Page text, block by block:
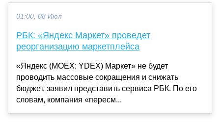
01:00, 08 Июл
РБК: «Яндекс Маркет» проведет
реорганизацию маркетплейса
«Яндекс (MOEX: YDEX) Маркет» не будет
проводить массовые сокращения и снижать
бюджет, заявил представить сервиса РБК. По его
словам, компания «пересм...